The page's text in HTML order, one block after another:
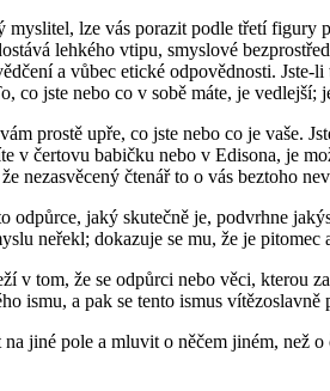
myslitel, lze vás porazit podle třetí
lehkého vtipu, smyslové
a vůbec etické odpovědnosti.
co jste nebo co v sobě máte, je
prostě upře, co jste nebo co je
v čertovu babičku nebo v Edisona, je
nezasvěcený čtenář to o vás beztoho
odpůrce, jaký skutečně je, podvrhne
neřekl; dokazuje se mu, že je
v tom, že se odpůrci nebo věci, kterou
ismu, a pak se tento ismus vítězoslavně
jiné pole a mluvit o něčem jiném, než